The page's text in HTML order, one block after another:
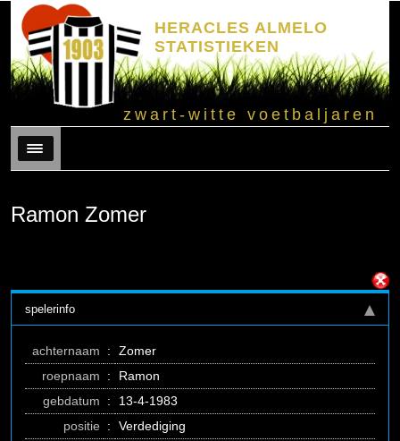
HERACLES ALMELO
STATISTIEKEN
zwart-witte voetbaljaren
Menu
Ramon Zomer
spelerinfo
achternaam :
Zomer
roepnaam
:
Ramon
gebdatum
:
13-4-1983
positie :
Verdediging